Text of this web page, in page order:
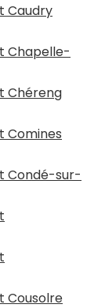
Caudry
Chapelle-
Chéreng
Comines
Condé-sur-
Cousolre